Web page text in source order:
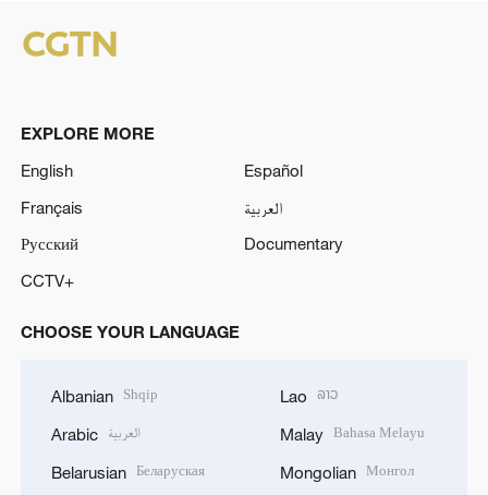
EXPLORE MORE
English
Español
Français
العربية
Русский
Documentary
CCTV+
CHOOSE YOUR LANGUAGE
Albanian Shqip
Arabic العربية
Belarusian Беларуская
Lao ລາວ
Malay Bahasa Melayu
Mongolian Монгол